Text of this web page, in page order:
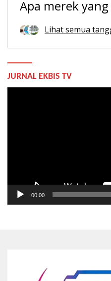
Apa merek
Lihat semua
JURNAL EKBIS TV
00:00